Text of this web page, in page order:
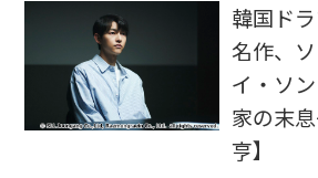
韓国ド
名作、
イ・ソ
家の末
亨】